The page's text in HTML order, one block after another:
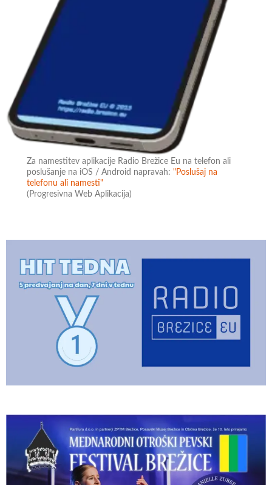
Za namestitev aplikacije Radio Brežice Eu na telefon ali
poslušanje na iOS / Android napravah:"Poslušaj na
telefonu ali namesti"
(Progresivna Web Aplikacija)